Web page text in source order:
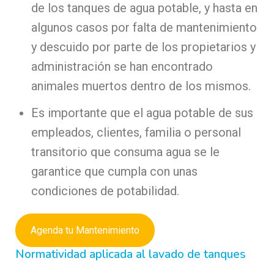
de los tanques de agua potable, y hasta en
algunos casos por falta de mantenimiento
y descuido por parte de los propietarios y
administración se han encontrado
animales muertos dentro de los mismos.
Es importante que el agua potable de sus
empleados, clientes, familia o personal
transitorio que consuma agua se le
garantice que cumpla con unas
condiciones de potabilidad.
Agenda tu Mantenimiento
Normatividad aplicada al lavado de tanques